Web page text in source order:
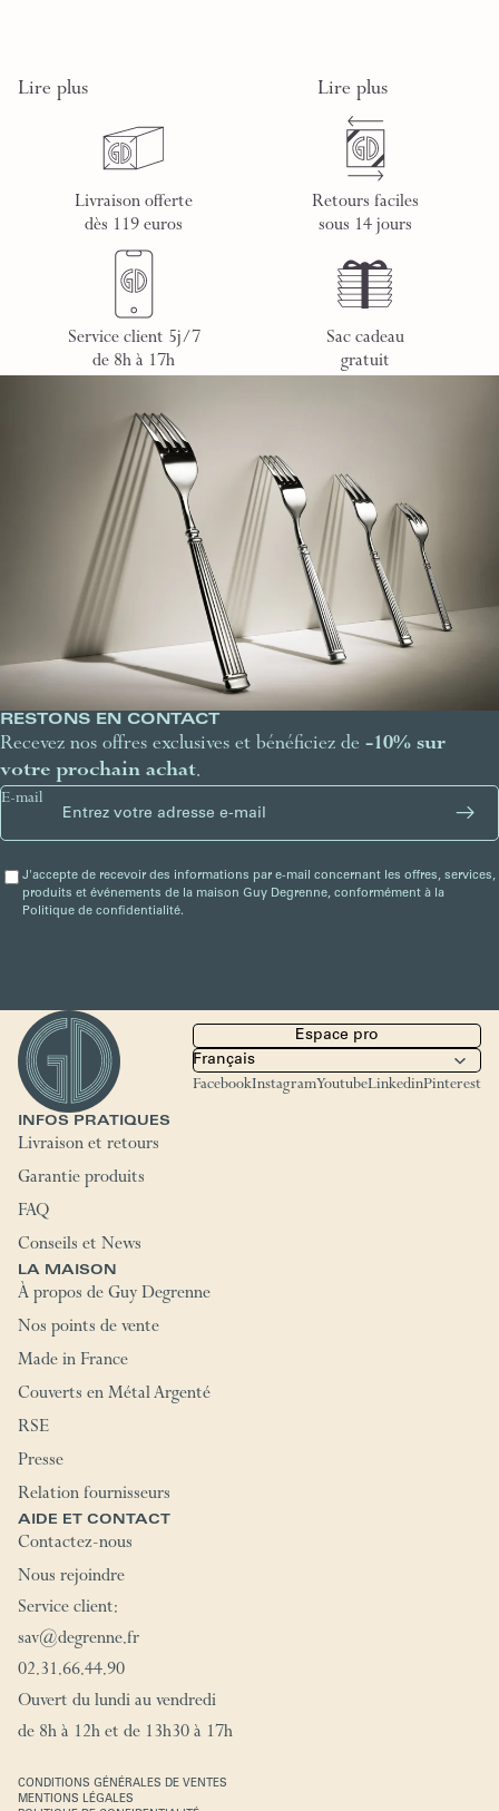
Lire plus Lire plus
Livraison offerte
dès 119 euros
Retours faciles
sous 14 jours
Service client 5j/7
de 8h à 17h
Sac cadeau
gratuit
RESTONS EN CONTACT
Recevez nos offres exclusives et bénéficiez de -10% sur
votre prochain achat.
E-mail
J'accepte de recevoir des informations par e-mail concernant les offres, services,
produits et événements de la maison Guy Degrenne, conformément à la
Politique de confidentialité.
Espace pro
FacebookInstagramYoutubeLinkedinPinterest
INFOS PRATIQUES
Livraison et retours
Garantie produits
FAQ
Conseils et News
LA MAISON
À propos de Guy Degrenne
Nos points de vente
Made in France
Couverts en Métal Argenté
RSE
Presse
Relation fournisseurs
AIDE ET CONTACT
Contactez-nous
Nous rejoindre
Service client:
sav@degrenne.fr
02.31.66.44.90
Ouvert du lundi au vendredi
de 8h à 12h et de 13h30 à 17h
CONDITIONS GÉNÉRALES DE VENTES
MENTIONS LÉGALES